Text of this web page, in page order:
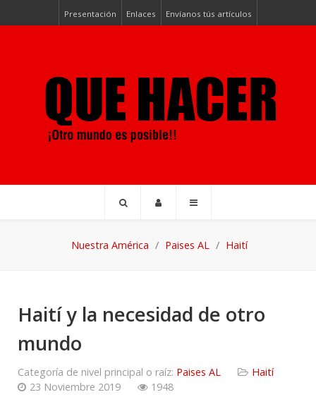
Presentación Enlaces Envíanos tús artículos
Nuestra América Paises AL Haití
Haití y la necesidad de otro
mundo
Categoría de nivel principal o raíz: Paises AL
Haití
23 Noviembre 2019
1948